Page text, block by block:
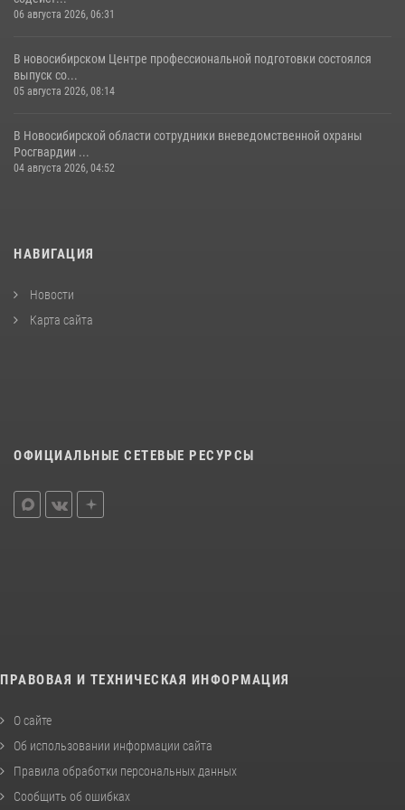
06 августа 2026, 06:31
В новосибирском Центре профессиональной подготовки состоялся
выпуск со...
05 августа 2026, 08:14
В Новосибирской области сотрудники вневедомственной охраны
Росгвардии ...
04 августа 2026, 04:52
НАВИГАЦИЯ
Новости
Карта сайта
ОФИЦИАЛЬНЫЕ СЕТЕВЫЕ РЕСУРСЫ
ПРАВОВАЯ И ТЕХНИЧЕСКАЯ ИНФОРМАЦИЯ
О сайте
Об использовании информации сайта
Правила обработки персональных данных
Сообщить об ошибках